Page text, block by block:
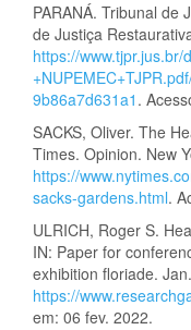
PARANÁ. Tribunal de
de Justiça
https://
9b86a7d631a1 .
SACKS, Oliver. The
Times. Opinion. New
https://
sacks-gardens.html.
ULRICH, Roger S.
IN: Paper for
exhibition floriade.
https://
em: 06 fev. 2022.